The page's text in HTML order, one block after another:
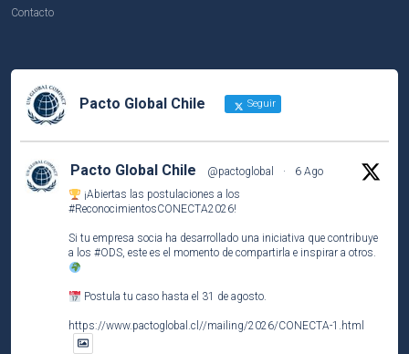
Contacto
Pacto Global Chile Seguir
Pacto Global Chile @pactoglobal ·
6 Ago
¡Abiertas las postulaciones a los
#ReconocimientosCONECTA2026!
Si tu empresa socia ha desarrollado una iniciativa que contribuye
a los #ODS, este es el momento de compartirla e inspirar a otros.
Postula tu caso hasta el 31 de agosto.
https://www.pactoglobal.cl//mailing/2026/CONECTA-1.html